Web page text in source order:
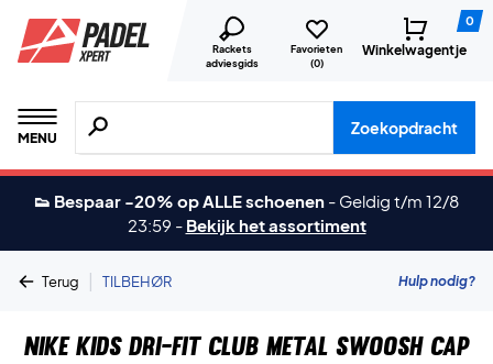
Rackets
adviesgids
Favorieten
(0)
0
Winkelwagentje
MENU
Zoeken naar producten, merken etc.
Zoekopdracht
👟 Bespaar -20% op ALLE schoenen - Geldig t/m 12/8
23:59 - Bekijk het assortiment
Terug | TILBEHØR Hulp nodig?
Nike Kids Dri-FIT Club Metal Swoosh Cap